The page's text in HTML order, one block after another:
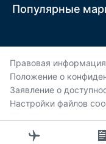
Популярные
Правовая информация
Положение о
Заявление о
Настройки файлов